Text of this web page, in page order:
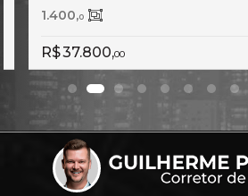
1.400,0
R$ 37.800,00